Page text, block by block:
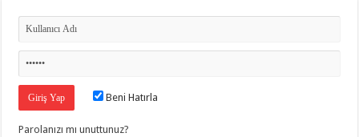
Beni Hatırla
Parolanızı mı unuttunuz?